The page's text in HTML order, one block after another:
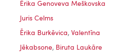
Ērika Genoveva Meškovska
Juris Celms
Ērika Burkēvica, Valentīna
Jēkabsone, Biruta Laukāre